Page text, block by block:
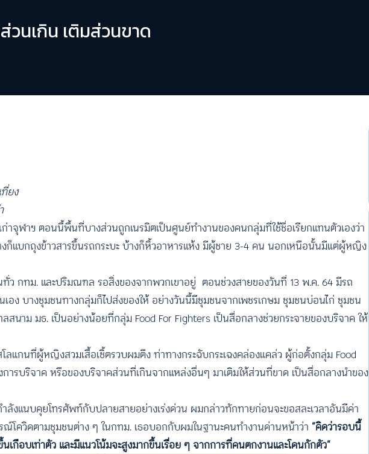
วนเกิน เติมส่วนขาด
ยง
จุฬาฯ ตอนนี้พื้นที่บางส่วนถูกเนรมิตเป็นศูนย์ทำงานของคนกลุ่มที่ใช้ชื่อเรียกแทนตัวเองว่า
งก็แบกถุงข้าวสารขึ้นรถกระบะ บ้างก็หิ้วอาหารแห้ง มีผู้ชาย 3-4 คน นอกเหนือนั้นมีแต่ผู้หญิง
ว กทม. และปริมณฑล รอสิ่งของจากพวกเขาอยู่ ตอนช่วงสายของวันที่ 13 พ.ค. 64 มีรถ
ง บางชุมชนทางกลุ่มก็ไปส่งของให้ อย่างวันนี้มีชุมชนจากเพชรเกษม ชุมชนบ่อนไก่ ชุมชน
นาม มธ. เป็นอย่างน้อยที่กลุ่ม Food For Fighters เป็นสื่อกลางช่วยกระจายของบริจาค ให้
ลแกนที่ผู้หญิงสวมเสื้อเชิ้ตรวบผมตึง ท่าทางกระฉับกระเฉงคล่องแคล่ว ผู้ก่อตั้งกลุ่ม Food
ารบริจาค หรือของบริจาคส่วนที่เกินจากแหล่งอื่นๆ มาเติมให้ส่วนที่ขาด เป็นสื่อกลางนำของ
ลังแนบคุยโทรศัพท์กับปลายสายอย่างเร่งด่วน ผมกล่าวทักทายก่อนจะขอสละเวลาอันมีค่า
ณ์โควิดตามชุมชนต่าง ๆ ในกทม. เธอบอกกับผมในฐานะคนทำงานด่านหน้าว่า “คิดว่ารอบนี้
กือบเท่าตัว และมีแนวโน้มจะสูงมากขึ้นเรื่อย ๆ จากการที่คนตกงานและโดนกักตัว”